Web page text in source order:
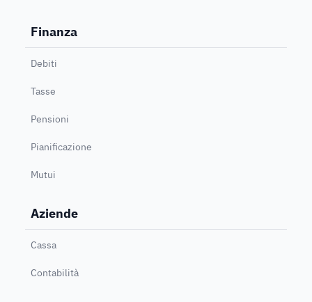
Finanza
Debiti
Tasse
Pensioni
Pianificazione
Mutui
Aziende
Cassa
Contabilità